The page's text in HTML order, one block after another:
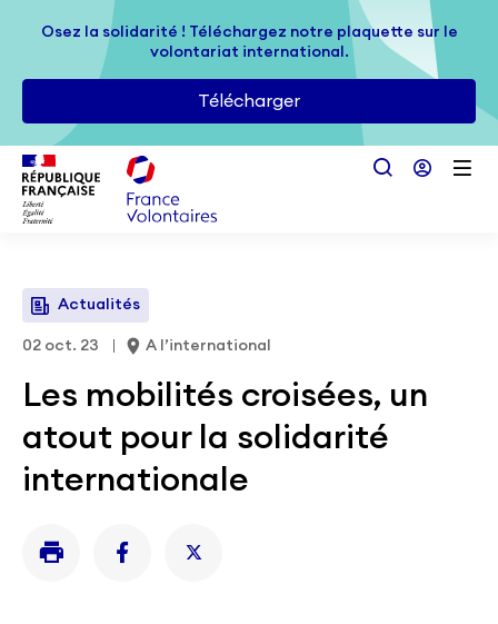
Passer au contenu principal
Osez la solidarité ! Téléchargez notre plaquette sur le
volontariat international.
Télécharger
Osez la solidarité ! Téléchargez notre plaquette sur le
volontariat international.
Télécharger
Actualités
02 oct. 23 A l’international
Les mobilités croisées, un
atout pour la solidarité
internationale